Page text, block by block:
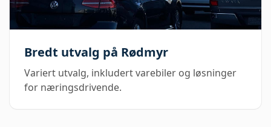
Bredt utvalg på Rødmyr
Variert utvalg, inkludert varebiler og løsninger
for næringsdrivende.